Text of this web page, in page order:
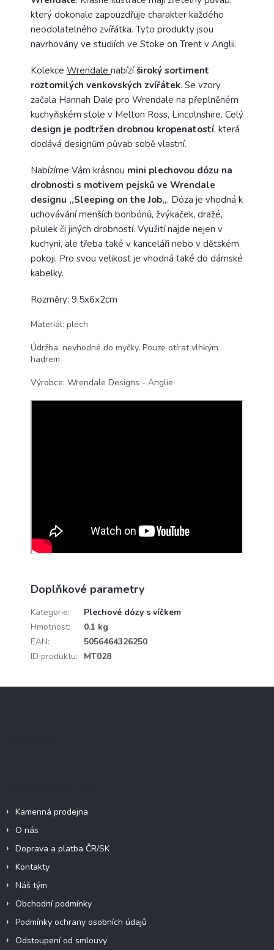
který dokonale zapouzdřuje charakter každého
neodolatelného zvířátka. Tyto produkty jsou
navrhovány ve studiích ve Stoke on Trent v Anglii.
Kolekce Wrendale nabízíširoký sortiment
roztomilých venkovských zvířátek. Se vzory
začala Hannah Dale pro Wrendale na přeplněném
kuchyňském stole v Melton Ross, Lincolnshire. Celý
design je podtržen drobnou kropenatostí, která
dodává designům půvab sobě vlastní.
Nabízíme Vám krásnou mini plechovou dózu na
drobnosti s motivem pejsků ve Wrendale
designu ,,Sleeping on the Job,,. Dóza je vhodná k
uchovávání menších bonbónů, žvýkaček, dražé,
pilulek či jiných drobností. Využití najde nejen v
kuchyni, ale třeba také v kanceláři nebo v dětském
pokoji. Pro svou velikost je vhodná také do dámské
kabelky.
Rozměry: 9,5x6x2cm
Materiál: plech
Údržba: nevhodné do myčky. Pouze otírat vlhkým
hadrem
Výrobce: Wrendale Designs - Anglie
Doplňkové parametry
Kategorie:
Plechové dózy s víčkem
Hmotnost:
0.1 kg
EAN:
5056464326250
ID produktu: MT028
Kamenná prodejna
O nás
Doprava a platba ČR/SK
Kontakty
Náš tým
Obchodní podmínky
Podmínky ochrany osobních údajů
Odstoupení od smlouvy